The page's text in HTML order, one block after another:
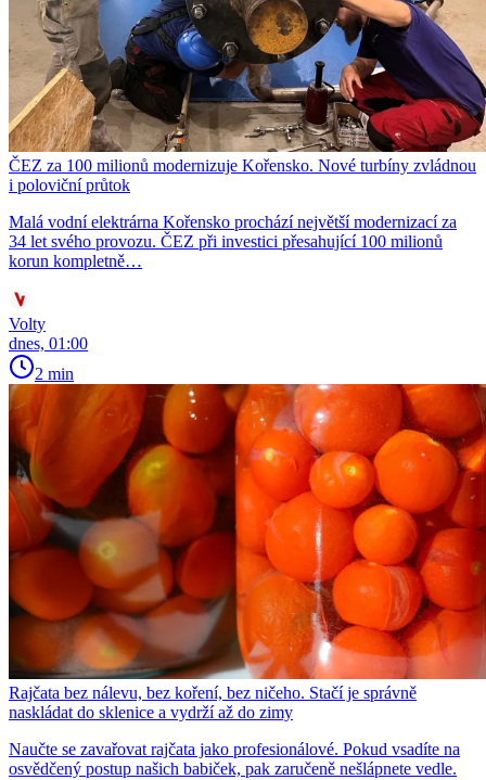
ČEZ za 100 milionů modernizuje Kořensko. Nové turbíny zvládnou
i poloviční průtok
Malá vodní elektrárna Kořensko prochází největší modernizací za
34 let svého provozu. ČEZ při investici přesahující 100 milionů
korun kompletně…
Volty
dnes, 01:00
2 min
Rajčata bez nálevu, bez koření, bez ničeho. Stačí je správně
naskládat do sklenice a vydrží až do zimy
Naučte se zavařovat rajčata jako profesionálové. Pokud vsadíte na
osvědčený postup našich babiček, pak zaručeně nešlápnete vedle.